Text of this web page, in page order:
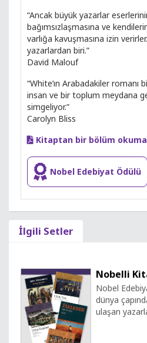
“Ancak büyük yazarlar
bağımsızlaşmasına ve
varlığa kavuşmasına izin
yazarlardan biri.”
David Malouf
“White’ın Arabadakiler romanı
insan ve bir toplum meydana
simgeliyor.”
Carolyn Bliss
Kitaptan bir bölüm
Nobel Edebiyat Ödülü
İlgili Setler
Nobelli
Nobel
dünya
ulaşan